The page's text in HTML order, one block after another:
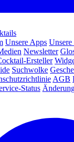
Unsere Apps
Newsletter
Ersteller
Suchwolke
AGB
Status